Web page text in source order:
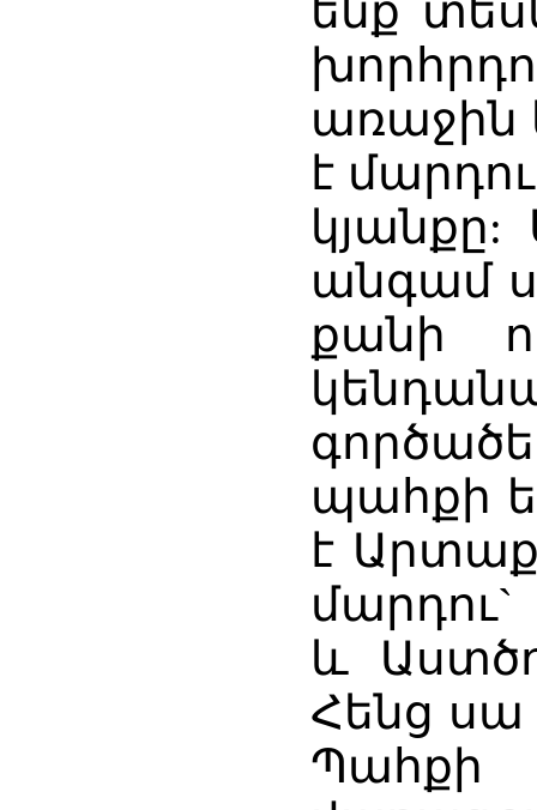
ենք
առաջին
է
կյանքը:
անգամ
քանի
պահքի
է
և Աստծո
Հենց սա
Պահքի